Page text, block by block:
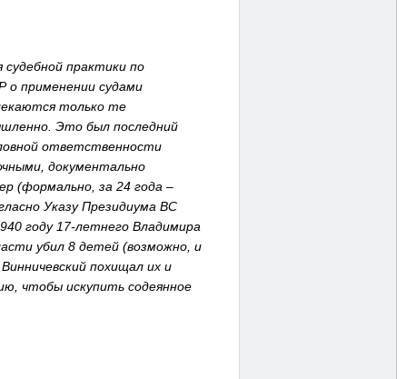
практики по
о применении судами
только те
Это был последний
ответственности
документально
(формально, за 24 года –
Указу Президиума ВС
году 17-летнего Владимира
убил 8 детей (возможно, и
похищал их и
чтобы искупить содеянное